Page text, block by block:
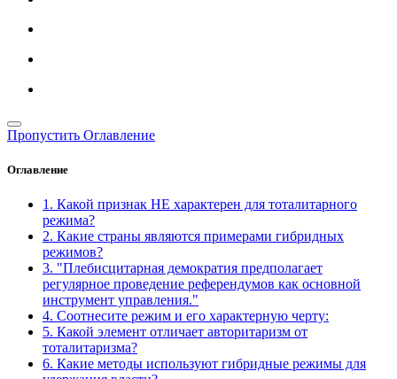
Пропустить Оглавление
Оглавление
1. Какой признак НЕ характерен для тоталитарного
режима?
2. Какие страны являются примерами гибридных
режимов?
3. "Плебисцитарная демократия предполагает
регулярное проведение референдумов как основной
инструмент управления."
4. Соотнесите режим и его характерную черту:
5. Какой элемент отличает авторитаризм от
тоталитаризма?
6. Какие методы используют гибридные режимы для